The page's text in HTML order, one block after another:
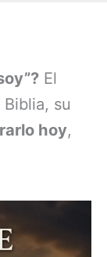
El
Biblia, su
hoy,